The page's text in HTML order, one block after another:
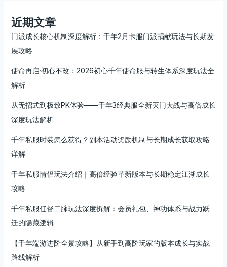
近期文章
门派成长核心机制深度解析：千年2月卡服门派捐献玩法与长期发
展攻略
使命再启·初心不改：2026初心千年使命服与转生体系深度玩法全
解析
从无招式到极致PK体验——千年3经典服全新灭门大战与高倍成长
深度玩法解析
千年私服时装怎么获得？副本活动奖励机制与长期成长获取攻略
详解
千年私服情侣玩法介绍｜高倍经验革新版本与长期稳定江湖成长
攻略
千年私服任督二脉玩法深度拆解：会员礼包、神功体系与战力跃
迁的隐藏逻辑
【千年端游进阶全景攻略】从新手到高阶玩家的版本成长与实战
路线解析